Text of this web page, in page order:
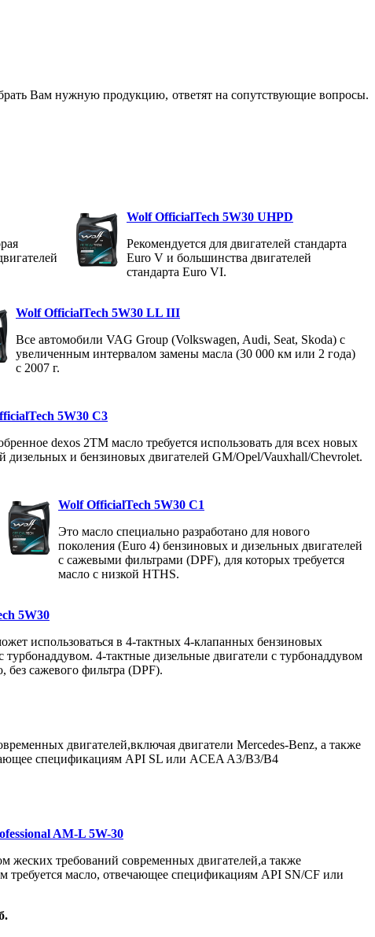
Вам нужную продукцию, ответят на сопутствующие вопросы.
Wolf OfficialTech 5W30 UHPD
Рекомендуется для двигателей стандарта
Euro V и большинства двигателей
стандарта Euro VI.
Wolf OfficialTech 5W30 LL III
Все автомобили VAG Group (Volkswagen, Audi, Seat, Skoda) с
увеличенным интервалом замены масла (30 000 км или 2 года)
с 2007 г.
5W30 C3
dexos 2TM масло требуется использовать для всех новых
дизельных и бензиновых двигателей GM/Opel/Vauxhall/Chevrolet.
Wolf OfficialTech 5W30 C1
Это масло специально разработано для нового
поколения (Euro 4) бензиновых и дизельных двигателей
с сажевыми фильтрами (DPF), для которых требуется
масло с низкой HTHS.
5W30
использоваться в 4-тактных 4-клапанных бензиновых
турбонаддувом. 4-тактные дизельные двигатели с турбонаддувом
без сажевого фильтра (DPF).
двигателей,включая двигатели Mercedes-Benz, а также
спецификациям API SL или ACEA A3/B3/B4
AM-L 5W-30
жеских требований современных двигателей,а также
требуется масло, отвечающее спецификациям API SN/CF или